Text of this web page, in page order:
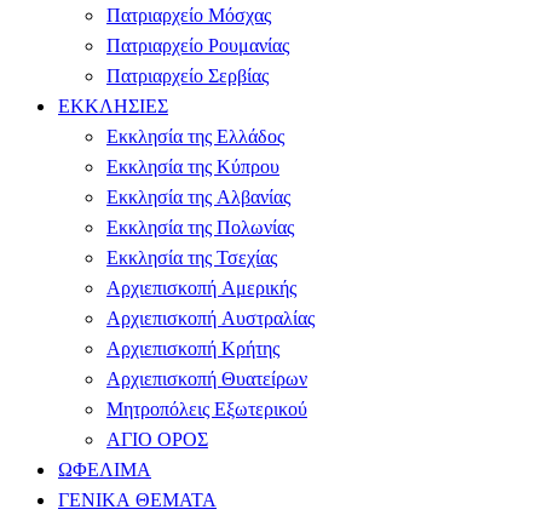
Πατριαρχείο Μόσχας
Πατριαρχείο Ρουμανίας
Πατριαρχείο Σερβίας
ΕΚΚΛΗΣΙΕΣ
Εκκλησία της Ελλάδος
Εκκλησία της Κύπρου
Εκκλησία της Αλβανίας
Εκκλησία της Πολωνίας
Εκκλησία της Τσεχίας
Αρχιεπισκοπή Αμερικής
Αρχιεπισκοπή Αυστραλίας
Αρχιεπισκοπή Κρήτης
Αρχιεπισκοπή Θυατείρων
Μητροπόλεις Εξωτερικού
ΑΓΙΟ ΟΡΟΣ
ΩΦΕΛΙΜΑ
ΓΕΝΙΚΑ ΘΕΜΑΤΑ